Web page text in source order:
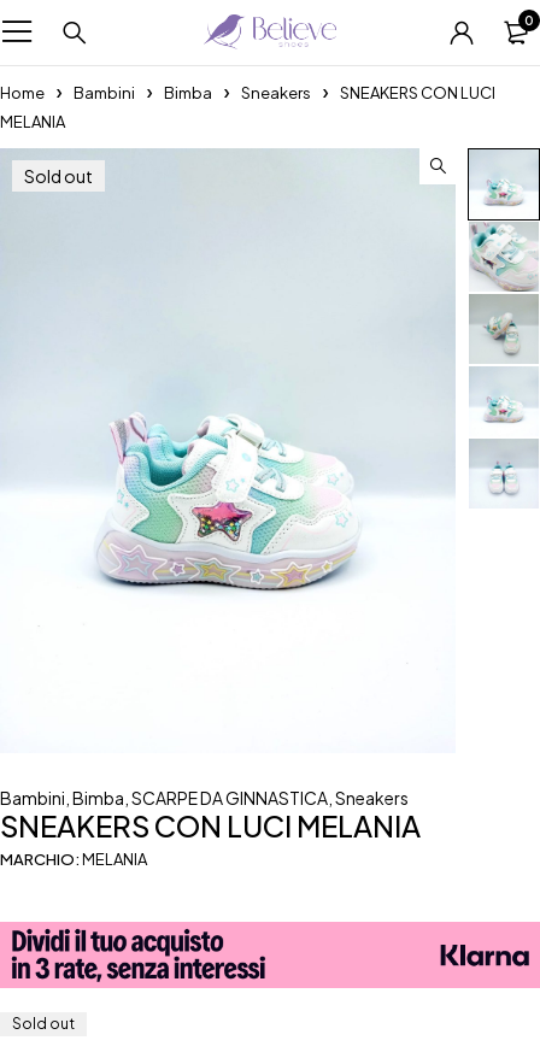
0
Home Bambini Bimba Sneakers
SNEAKERS CON LUCI
MELANIA
Sold out
Bambini Bimba SCARPE DA GINNASTICA Sneakers
SNEAKERS CON LUCI MELANIA
MARCHIO:MELANIA
Sold out